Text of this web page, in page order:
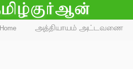
Home அத்தியாயம் அட்டவணை